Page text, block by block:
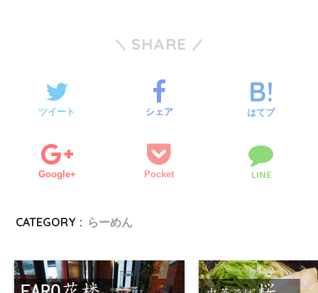
SHARE
ツイート シェア はてブ
Google+ Pocket LINE
CATEGORY : らーめん